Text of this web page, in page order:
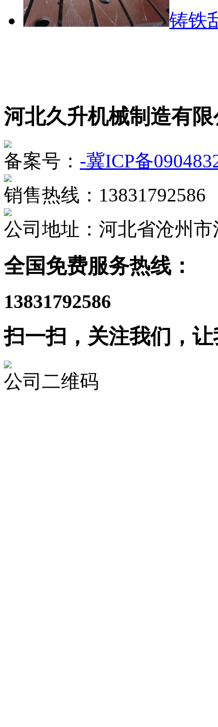
铸铁
河北久升机械制造有
备案号： -冀ICP备
销售热线：13831792586
公司地址：河北省沧州
全国免费服务热线：
13831792586
扫一扫，关注我们，
公司二维码